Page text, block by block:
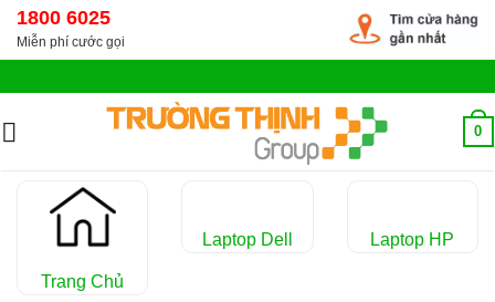
Chuyển
đến
dung
1800 6025
Miễn phí cước gọi
0
Trang Chủ
Laptop Dell Laptop HP